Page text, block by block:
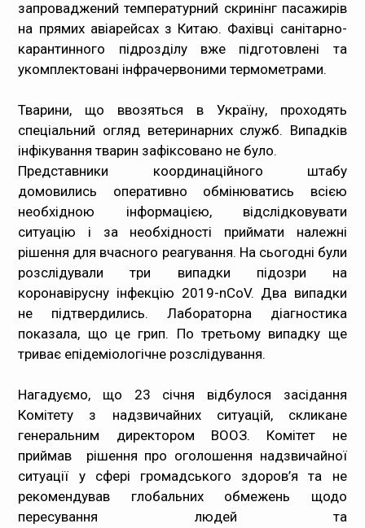
запроваджений температурний скринінг пасажирів
на прямих авіарейсах з Китаю. Фахівці санітарно-
карантинного підрозділу вже підготовлені та
укомплектовані інфрачервоними термометрами.
Тварини, що ввозяться в Україну, проходять
спеціальний огляд ветеринарних служб. Випадків
інфікування тварин зафіксовано не було.
Представники координаційного штабу
домовились оперативно обмінюватись всією
необхідною інформацією, відслідковувати
ситуацію і за необхідності приймати належні
рішення для вчасного реагування. На сьогодні були
розслідували три випадки підозри на
коронавірусну інфекцію 2019-nCoV. Два випадки
не підтвердились. Лабораторна діагностика
показала, що це грип. По третьому випадку ще
триває епідеміологічне розслідування.
Нагадуємо, що 23 січня відбулося засідання
Комітету з надзвичайних ситуацій, скликане
генеральним директором ВООЗ. Комітет не
приймав рішення про оголошення надзвичайної
ситуації у сфері громадського здоров’я та не
рекомендував глобальних обмежень щодо
пересування людей та